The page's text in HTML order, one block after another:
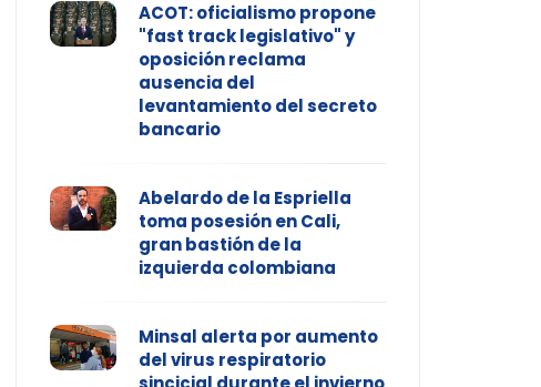
ACOT: oficialismo propone
"fast track legislativo" y
oposición reclama
ausencia del
levantamiento del secreto
bancario
Abelardo de la Espriella
toma posesión en Cali,
gran bastión de la
izquierda colombiana
Minsal alerta por aumento
del virus respiratorio